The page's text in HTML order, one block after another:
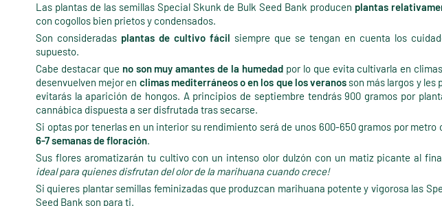
Las plantas de las semillas Special Skunk de Bulk Seed Bank producen plantas
con cogollos bien prietos y condensados.
Son consideradas plantas de cultivo fácil siempre que se tengan en cuenta los
supuesto.
Cabe destacar que no son muy amantes de la humedad por lo que evita cultivarla en
desenvuelven mejor en climas mediterráneos o en los que los veranosson más largos y les
evitarás la aparición de hongos. A principios de septiembre tendrás 900 gramos por
cannábica dispuesta a ser disfrutada tras secarse.
Si optas por tenerlas en un interior su rendimiento será de unos 600-650 gramos por metro
6-7 semanas de floración.
Sus flores aromatizarán tu cultivo con un intenso olor dulzón con un matiz picante al
ideal para quienes disfrutan del olor de la marihuana cuando crece!
Si quieres plantar semillas feminizadas que produzcan marihuana potente y vigorosa las
Seed Bank son para ti.